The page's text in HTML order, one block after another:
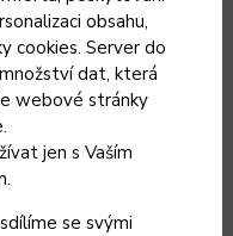
obsahu,
cookies. Server do
dat, která
webové stránky
jen s Vaším
se svými